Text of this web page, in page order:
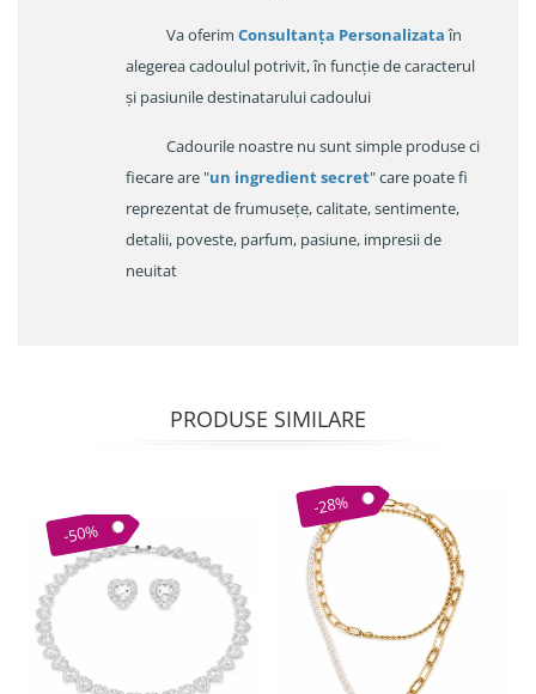
Va oferim Consultanța Personalizataîn
alegerea cadoulul potrivit, în funcție de caracterul
și pasiunile destinatarului cadoului
Cadourile noastre nu sunt simple produse ci
fiecare are "un ingredient secret" care poate fi
reprezentat de frumusețe, calitate, sentimente,
detalii, poveste, parfum, pasiune, impresii de
neuitat
PRODUSE SIMILARE
-50%
-28%